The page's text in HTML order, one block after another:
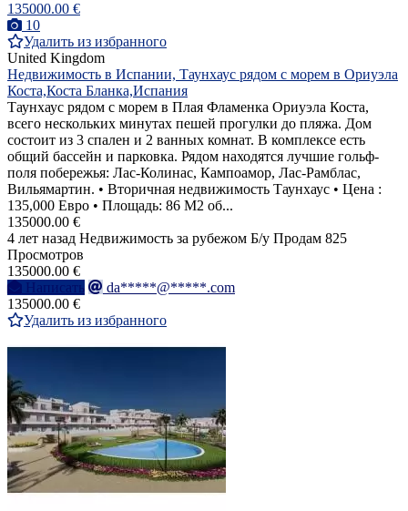
135000.00 €
10
Удалить из избранного
United Kingdom
Недвижимость в Испании, Таунхаус рядом с морем в Ориуэла
Коста,Коста Бланка,Испания
Таунхаус рядом с морем в Плая Фламенка Ориуэла Коста,
всего нескольких минутах пешей прогулки до пляжа. Дом
состоит из 3 спален и 2 ванных комнат. В комплексе есть
общий бассейн и парковка. Рядом находятся лучшие гольф-
поля побережья: Лас-Колинас, Кампоамор, Лас-Рамблас,
Вильямартин. • Вторичная недвижимость Таунхаус • Цена :
135,000 Евро • Площадь: 86 M2 об...
135000.00 €
4 лет назад Недвижимость за рубежом Б/у Продам 825
Просмотров
135000.00 €
Написать
da*****@*****.com
135000.00 €
Удалить из избранного